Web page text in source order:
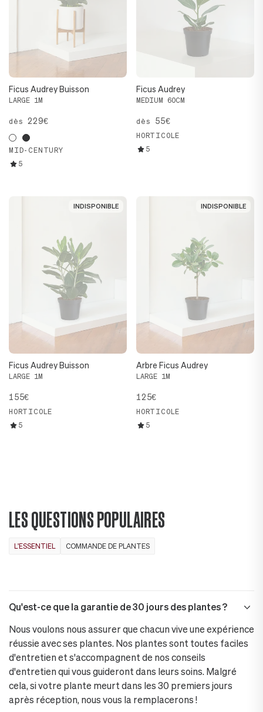
Ficus Audrey Buisson
LARGE 1M
dès229€
MID-CENTURY
5
Ficus Audrey
MEDIUM 60CM
dès 55€
HORTICOLE
5
INDISPONIBLE
INDISPONIBLE
Ficus Audrey Buisson
LARGE 1M
155€
HORTICOLE
5
INDISPONIBLE
INDISPONIBLE
Arbre Ficus Audrey
LARGE 1M
125€
HORTICOLE
5
LES QUESTIONS POPULAIRES
L'ESSENTIEL COMMANDE DE PLANTES
Qu'est-ce que la garantie de 30 jours des plantes ?
Nous voulons nous assurer que chacun vive une expérience
réussie avec ses plantes. Nos plantes sont toutes faciles
d'entretien et s'accompagnent de nos conseils
d'entretien qui vous guideront dans leurs soins. Malgré
cela, si votre plante meurt dans les 30 premiers jours
après réception, nous vous la remplacerons !